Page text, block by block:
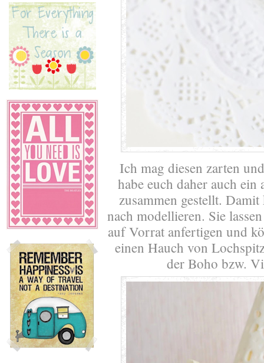
Ich mag diesen zarten
habe euch daher auch
zusammen gestellt.
nach modellieren. Sie
auf Vorrat anfertigen und
einen Hauch von
der Boho bzw.